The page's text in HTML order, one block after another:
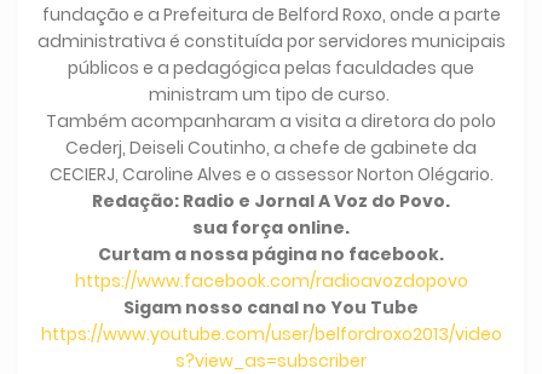
fundação e a Prefeitura de Belford Roxo, onde a parte
administrativa é constituída por servidores municipais
públicos e a pedagógica pelas faculdades que
ministram um tipo de curso.
Também acompanharam a visita a diretora do polo
Cederj, Deiseli Coutinho, a chefe de gabinete da
CECIERJ, Caroline Alves e o assessor Norton Olégario.
Redação: Radio e Jornal A Voz do Povo.
sua força online.
Curtam a nossa página no facebook.
https://www.facebook.com/radioavozdopovo
Sigam nosso canal no You Tube
https://www.youtube.com/user/belfordroxo2013/video
s?view_as=subscriber